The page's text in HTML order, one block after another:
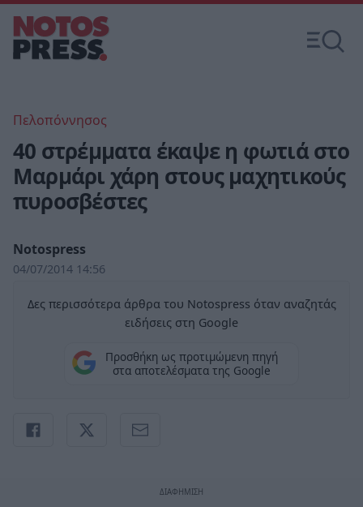
Πελοπόννησος
40 στρέμματα έκαψε η φωτιά στο
Μαρμάρι χάρη στους μαχητικούς
πυροσβέστες
Notospress
04/07/2014 14:56
Δες περισσότερα άρθρα του Notospress όταν αναζητάς
ειδήσεις στη Google
Προσθήκη ως προτιμώμενη πηγή
στα αποτελέσματα της Google